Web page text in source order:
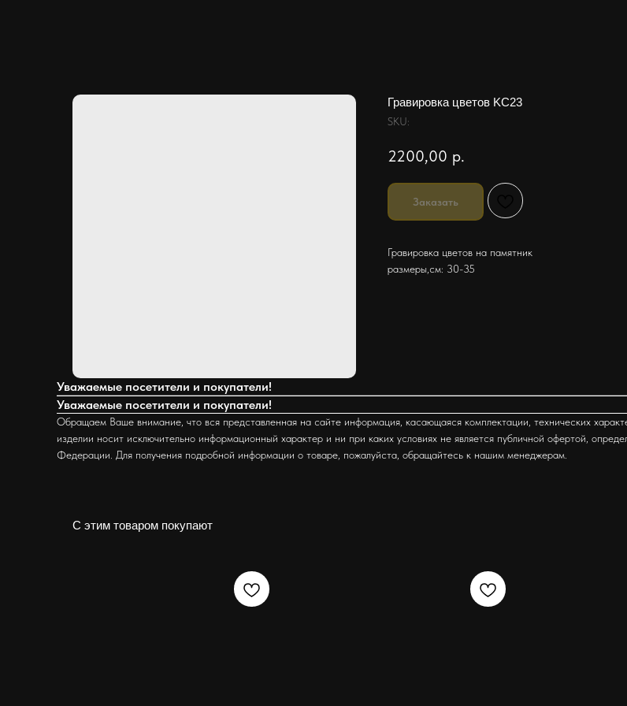
Гравировка цветов KC23
SKU:
2200,00 р.
Заказать
Гравировка цветов на памятник
размеры,см: 30-35
Уважаемые посетители и покупатели!
Уважаемые посетители и покупатели!
Обращаем Ваше внимание, что вся представленная на сайте информация, касающаяся комплектации, технических
изделии носит исключительно информационный характер и ни при каких условиях не является публичной офертой,
Федерации. Для получения подробной информации о товаре, пожалуйста, обращайтесь к нашим менеджерам.
С этим товаром покупают